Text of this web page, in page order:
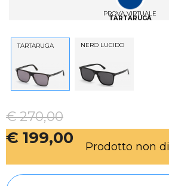
PROVA VIRTUALE
TARTARUGA
TARTARUGA NERO LUCIDO
€ 270,00
€ 199,00 Prodotto non